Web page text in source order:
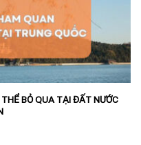
BỎ QUA TẠI ĐẤT NƯỚC